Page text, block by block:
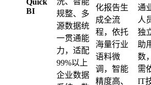
Quick
BI
规整、多
源数据统
一贯通能
力，适配
99%以上
企业数据
化报告生
成全流
程，依托
海量行业
语料微
调，智能
精度高、
通
人
独
助
数
需
IT